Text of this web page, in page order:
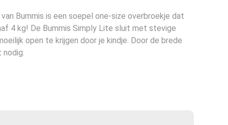
Bummis is een soepel one-size overbroekje dat
4 kg! De Bummis Simply Lite sluit met stevige
open te krijgen door je kindje. Door de brede